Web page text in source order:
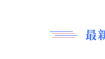
最